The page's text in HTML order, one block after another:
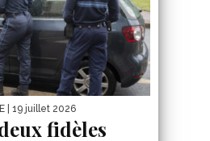
| 19 juillet 2026
fidèles